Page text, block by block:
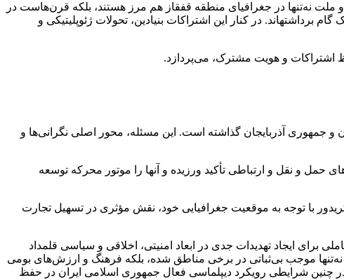
ملت نه‌تنها در جغرافیای منطقه قفقاز هم مرز هستند، بلکه قرن‌هاست در
تار و پود فرهنگ و تمدن یکدیگر تنیده‌اند؛ از اشتراکات مذهبی و آیینی گرفته تا پیوندهای تاریخی، این دو کشور همواره در مسیری مشترک گام برداشته‎اند. در کنار این اشتراکات بنیادین، تحولات ژئوپلیتیکی و
اشتراکات و هویت مشترک، می‌پردازد.
و جمهوری آذربایجان گذاشته است. این مسئله، محور اصلی نگرانی‌ها و
حمل و نقل و ارتباطی تأکید ورزیده و آنها را موتور محرکه توسعه
با توجه به موقعیت جغرافیایی خود، نقش مؤثری در تسهیل تجارت
برای ایجاد تهدیدات جدی در ابعاد امنیتی، اخلاقی و سیاسی قلمداد
موجب بی‌ثباتی در برخی مناطق شده، بلکه فرهنگ و ارزش‌های بومی
چنین شرایطی رویکرد دیپلماسی فعال جمهوری اسلامی ایران در حفظ